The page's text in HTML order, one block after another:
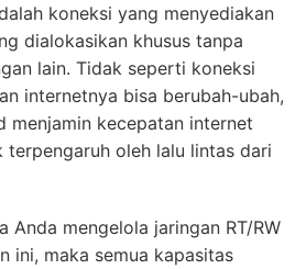
koneksi yang menyediakan
dialokasikan khusus tanpa
lain. Tidak seperti koneksi
internetnya bisa berubah-ubah,
menjamin kecepatan internet
oleh lalu lintas dari
Anda mengelola jaringan RT/RW
ini, maka semua kapasitas